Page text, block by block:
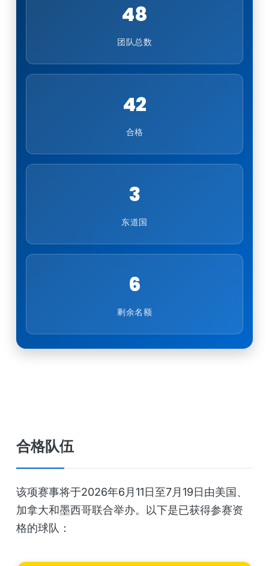
48
团队总数
42
合格
3
东道国
6
剩余名额
合格队伍
该项赛事将于2026年6月11日至7月19日由美国、
加拿大和墨西哥联合举办。以下是已获得参赛资
格的球队：